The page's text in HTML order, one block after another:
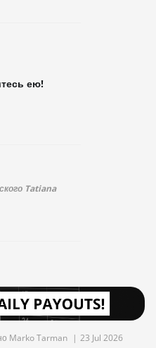
ею!
Tatiana
Marko Tarman | 23 Jul 2026